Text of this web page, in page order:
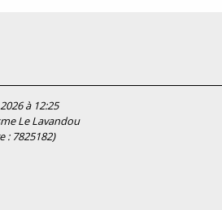
à 12:25
Le Lavandou
: 7825182)